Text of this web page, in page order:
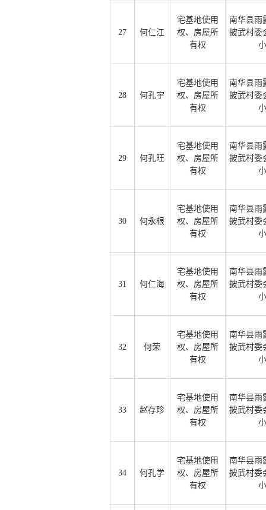
27 何仁江
宅基地使用
权、房屋所
有权
南华县雨
披武村委
28 何孔宇
宅基地使用
权、房屋所
有权
南华县雨
披武村委
29 何孔旺
宅基地使用
权、房屋所
有权
南华县雨
披武村委
30 何永根
宅基地使用
权、房屋所
有权
南华县雨
披武村委
31 何仁海
宅基地使用
权、房屋所
有权
南华县雨
披武村委
32 何荣
宅基地使用
权、房屋所
有权
南华县雨
披武村委
33 赵存珍
宅基地使用
权、房屋所
有权
南华县雨
披武村委
34 何孔学
宅基地使用
权、房屋所
有权
南华县雨
披武村委